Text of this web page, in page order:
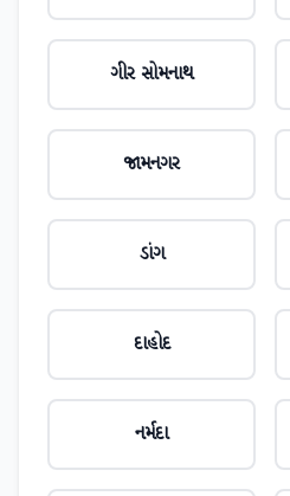
ગીર સોમનાથ
જામનગર
ડાંગ
દાહોદ
નર્મદા